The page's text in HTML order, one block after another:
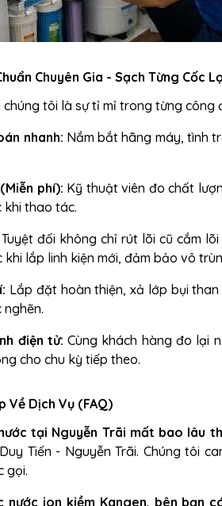
Chuyên Gia - Sạch Từng Cốc
tôi là sự tỉ mỉ trong từng công
nhanh: Nắm bắt hãng máy, tình
phí): Kỹ thuật viên đo chất
khi thao tác.
Tuyệt đối không chỉ rút lõi cũ cắm lõi
khi lắp linh kiện mới, đảm bảo vô
Lắp đặt hoàn thiện, xả lớp bụi
điện tử: Cùng khách hàng đo lại
cho chu kỳ tiếp theo.
Về Dịch Vụ (FAQ)
tại Nguyễn Trãi mất bao lâu
Tiến - Nguyễn Trãi. Chúng tôi
gọi.
nước ion kiềm Kangen, bên bạn